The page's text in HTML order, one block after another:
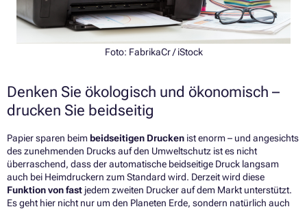
Foto: FabrikaCr / iStock
Denken Sie ökologisch und ökonomisch –
drucken Sie beidseitig
Papier sparen beim beidseitigen Drucken ist enorm – und angesichts
des zunehmenden Drucks auf den Umweltschutz ist es nicht
überraschend, dass der automatische beidseitige Druck langsam
auch bei Heimdruckern zum Standard wird. Derzeit wird diese
Funktion von fast jedem zweiten Drucker auf dem Markt unterstützt.
Es geht hier nicht nur um den Planeten Erde, sondern natürlich auch